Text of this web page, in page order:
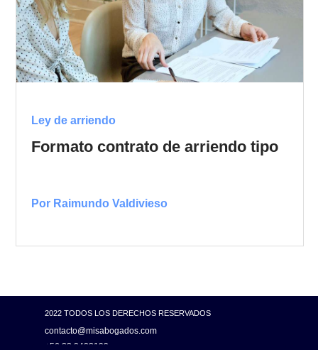
Ley de arriendo
Formato contrato de arriendo tipo
Por Raimundo Valdivieso